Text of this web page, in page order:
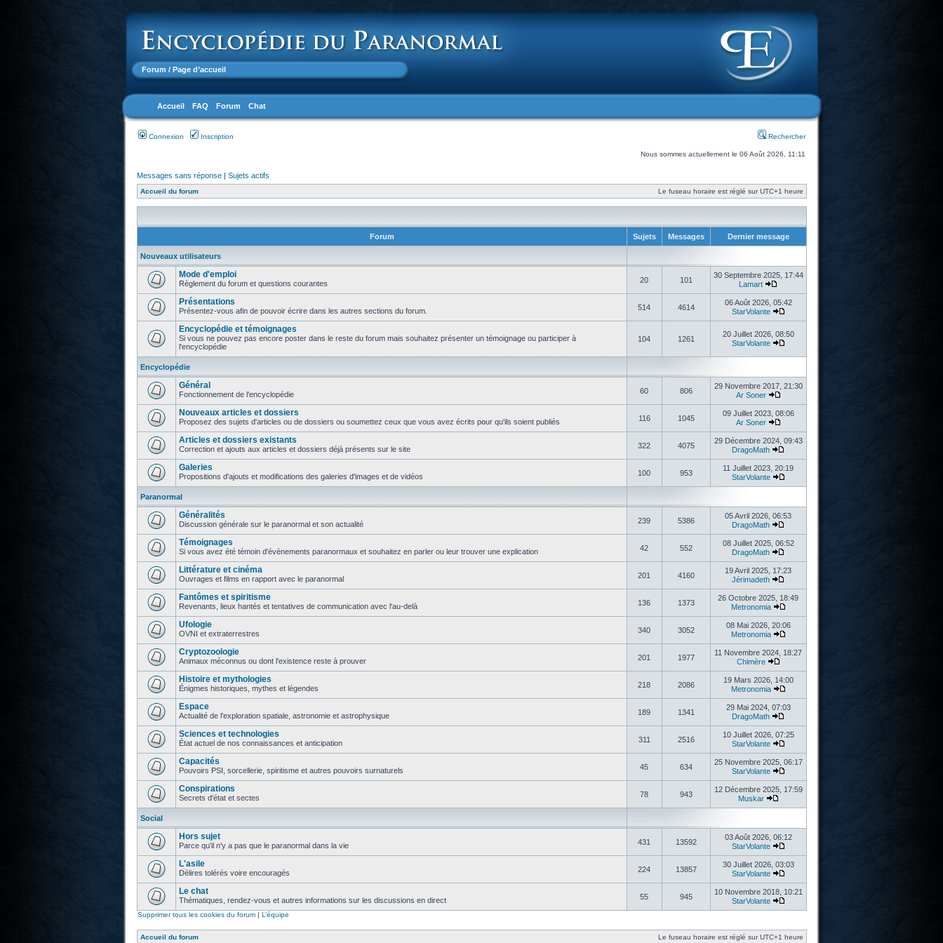
Forum / Page d’accueil
Accueil FAQ Forum Chat
Connexion Inscription Rechercher
Nous sommes actuellement le 06 Août 2026, 11:11
Messages sans réponse| Sujets actifs
Accueil du forum Le fuseau horaire est réglé sur UTC+1 heure
Forum Sujets Messages Dernier message
Nouveaux utilisateurs
Mode d'emploi
Règlement du forum et questions courantes 20 101
30 Septembre 2025, 17:44
Lamart
Présentations
Présentez-vous afin de pouvoir écrire dans les autres sections du forum. 514 4614
06 Août 2026, 05:42
StarVolante
Encyclopédie et témoignages
Si vous ne pouvez pas encore poster dans le reste du forum mais souhaitez présenter un témoignage ou participer à
l'encyclopédie
104 1261
20 Juillet 2026, 08:50
StarVolante
Encyclopédie
Général
Fonctionnement de l'encyclopédie 60 806
29 Novembre 2017, 21:30
Ar Soner
Nouveaux articles et dossiers
Proposez des sujets d'articles ou de dossiers ou soumettez ceux que vous avez écrits pour qu'ils soient publiés 116 1045
09 Juillet 2023, 08:06
Ar Soner
Articles et dossiers existants
Correction et ajouts aux articles et dossiers déjà présents sur le site 322 4075
29 Décembre 2024, 09:43
DragoMath
Galeries
Propositions d'ajouts et modifications des galeries d'images et de vidéos 100 953
11 Juillet 2023, 20:19
StarVolante
Paranormal
Généralités
Discussion générale sur le paranormal et son actualité 239 5386
05 Avril 2026, 06:53
DragoMath
Témoignages
Si vous avez été témoin d'évènements paranormaux et souhaitez en parler ou leur trouver une explication 42 552
08 Juillet 2025, 06:52
DragoMath
Littérature et cinéma
Ouvrages et films en rapport avec le paranormal 201 4160
19 Avril 2025, 17:23
Jérimadeth
Fantômes et spiritisme
Revenants, lieux hantés et tentatives de communication avec l'au-delà 136 1373
26 Octobre 2025, 18:49
Metronomia
Ufologie
OVNI et extraterrestres 340 3052
08 Mai 2026, 20:06
Metronomia
Cryptozoologie
Animaux méconnus ou dont l'existence reste à prouver 201 1977
11 Novembre 2024, 18:27
Chimère
Histoire et mythologies
Énigmes historiques, mythes et légendes 218 2086
19 Mars 2026, 14:00
Metronomia
Espace
Actualité de l'exploration spatiale, astronomie et astrophysique 189 1341
29 Mai 2024, 07:03
DragoMath
Sciences et technologies
État actuel de nos connaissances et anticipation 311 2516
10 Juillet 2026, 07:25
StarVolante
Capacités
Pouvoirs PSI, sorcellerie, spiritisme et autres pouvoirs surnaturels 45 634
25 Novembre 2025, 06:17
StarVolante
Conspirations
Secrets d'état et sectes 78 943
12 Décembre 2025, 17:59
Muskar
Social
Hors sujet
Parce qu'il n'y a pas que le paranormal dans la vie 431 13592
03 Août 2026, 06:12
StarVolante
L'asile
Délires tolérés voire encouragés 224 13857
30 Juillet 2026, 03:03
StarVolante
Le chat
Thématiques, rendez-vous et autres informations sur les discussions en direct 55 945
10 Novembre 2018, 10:21
StarVolante
Supprimer tous les cookies du forum| L’équipe
Accueil du forum Le fuseau horaire est réglé sur UTC+1 heure